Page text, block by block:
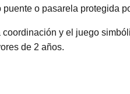
o pasarela protegida
y el juego
de 2 años.